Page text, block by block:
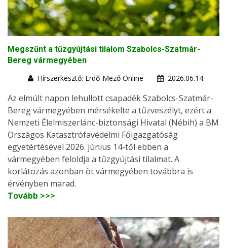
Megszűnt a tűzgyújtási tilalom Szabolcs-Szatmár-
Bereg vármegyében
Hírszerkesztő: Erdő-Mező Online
2026.06.14.
Az elmúlt napon lehullott csapadék Szabolcs-Szatmár-
Bereg vármegyében mérsékelte a tűzveszélyt, ezért a
Nemzeti Élelmiszerlánc-biztonsági Hivatal (Nébih) a BM
Országos Katasztrófavédelmi Főigazgatóság
egyetértésével 2026. június 14-től ebben a
vármegyében feloldja a tűzgyújtási tilalmat. A
korlátozás azonban öt vármegyében továbbra is
érvényben marad.
Tovább >>>